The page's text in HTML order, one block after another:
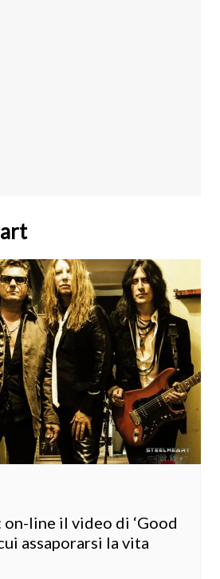
on-line il video di ‘Good
assaporarsi la vita